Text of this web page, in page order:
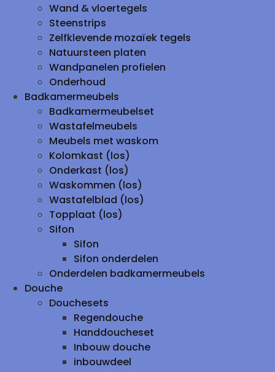
Wand & vloertegels
Steenstrips
Zelfklevende mozaïek tegels
Natuursteen platen
Wandpanelen profielen
Onderhoud
Badkamermeubels
Badkamermeubelset
Wastafelmeubels
Meubels met waskom
Kolomkast (los)
Onderkast (los)
Waskommen (los)
Wastafelblad (los)
Topplaat (los)
Sifon
Sifon
Sifon onderdelen
Onderdelen badkamermeubels
Douche
Douchesets
Regendouche
Handdoucheset
Inbouw douche
inbouwdeel